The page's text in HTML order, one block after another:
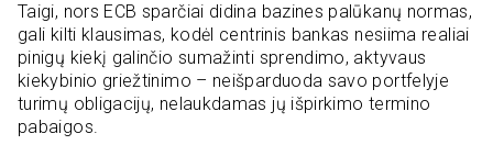
Taigi, nors ECB sparčiai didina bazines palūkanų normas,
gali kilti klausimas, kodėl centrinis bankas nesiima realiai
pinigų kiekį galinčio sumažinti sprendimo, aktyvaus
kiekybinio griežtinimo – neišparduoda savo portfelyje
turimų obligacijų, nelaukdamas jų išpirkimo termino
pabaigos.